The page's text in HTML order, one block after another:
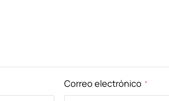
Correo electrónico *